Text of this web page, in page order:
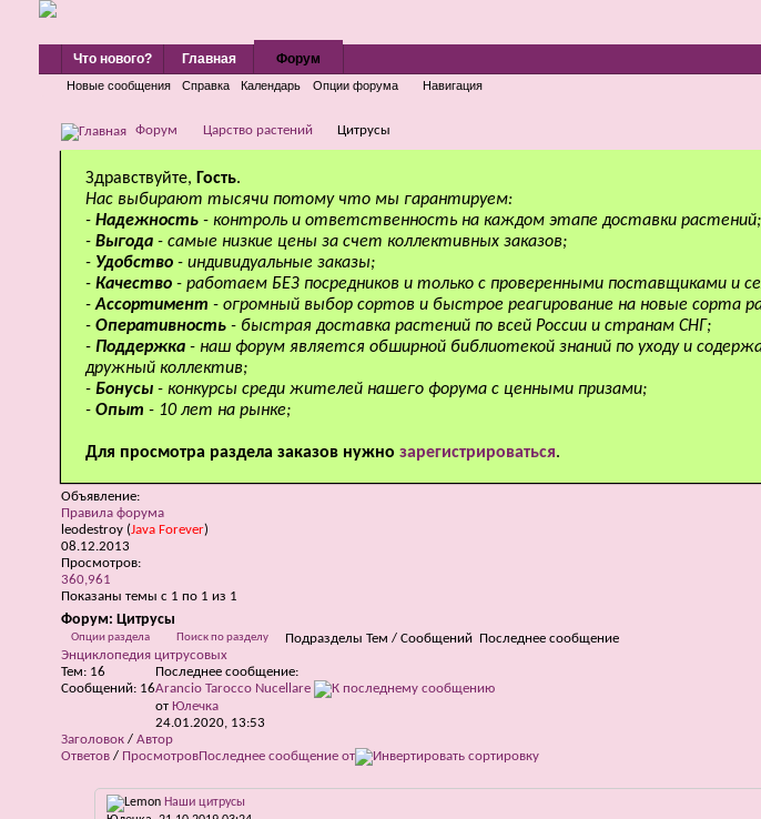
Что нового? Главная Форум
Новые сообщения Справка Календарь Опции форума Навигация
Форум Царство растений Цитрусы
Здравствуйте, Гость.
Нас выбирают тысячи потому что мы гарантируем:
- Надежность - контроль и ответственность на каждом этапе доставки растений;
- Выгода - самые низкие цены за счет коллективных заказов;
- Удобство - индивидуальные заказы;
- Качество - работаем БЕЗ посредников и только с проверенными поставщиками и
-Ассортимент - огромный выбор сортов и быстрое реагирование на новые сорта
- Оперативность - быстрая доставка растений по всей России и странам СНГ;
- Поддержка - наш форум является обширной библиотекой знаний по уходу и
дружный коллектив;
- Бонусы - конкурсы среди жителей нашего форума с ценными призами;
- Опыт - 10 лет на рынке;
Для просмотра раздела заказов нужно зарегистрироваться.
Объявление:
Правила форума
leodestroy (Java Forever)
08.12.2013
Просмотров:
360,961
Показаны темы с 1 по 1 из 1
Форум: Цитрусы
Опции раздела Поиск по разделу Подразделы Тем / Сообщений Последнее сообщение
Энциклопедия цитрусовых
Тем: 16
Сообщений: 16
Последнее сообщение:
Arancio Tarocco Nucellare
от Юлечка
24.01.2020, 13:53
Заголовок / Автор
Ответов / ПросмотровПоследнее сообщение от
Наши цитрусы